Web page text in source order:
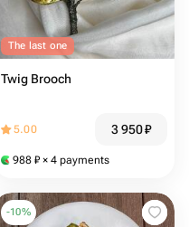
The last one
Twig Brooch
5.00 3 950₽
988 ₽ × 4 payments
-10%